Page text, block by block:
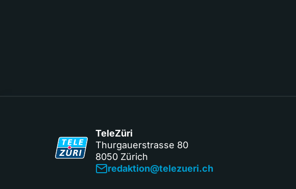
TeleZüri
Thurgauerstrasse 80
8050 Zürich
redaktion@telezueri.ch